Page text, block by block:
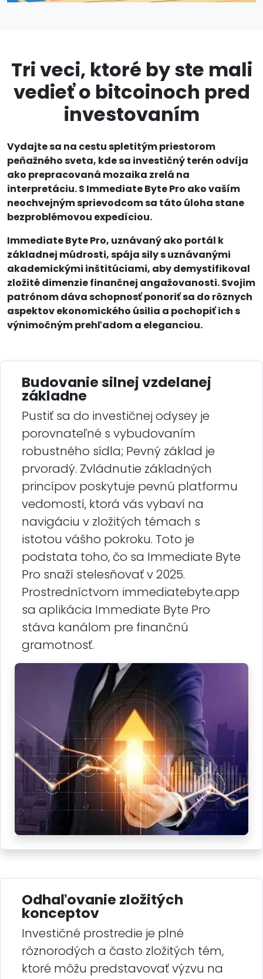
Tri veci, ktoré by ste mali
vedieť o bitcoinoch pred
investovaním
Vydajte sa na cestu spletitým priestorom
peňažného sveta, kde sa investičný terén odvíja
ako prepracovaná mozaika zrelá na
interpretáciu. S Immediate Byte Pro ako vaším
neochvejným sprievodcom sa táto úloha stane
bezproblémovou expedíciou.
Immediate Byte Pro, uznávaný ako portál k
základnej múdrosti, spája sily s uznávanými
akademickými inštitúciami, aby demystifikoval
zložité dimenzie finančnej angažovanosti. Svojim
patrónom dáva schopnosť ponoriť sa do rôznych
aspektov ekonomického úsilia a pochopiť ich s
výnimočným prehľadom a eleganciou.
Budovanie silnej vzdelanej
základne
Pustiť sa do investičnej odysey je
porovnateľné s vybudovaním
robustného sídla; Pevný základ je
prvoradý. Zvládnutie základných
princípov poskytuje pevnú platformu
vedomostí, ktorá vás vybaví na
navigáciu v zložitých témach s
istotou vášho pokroku. Toto je
podstata toho, čo sa Immediate Byte
Pro snaží stelesňovať v 2025.
Prostredníctvom immediatebyte.app
sa aplikácia Immediate Byte Pro
stáva kanálom pre finančnú
gramotnosť.
Odhaľovanie zložitých
konceptov
Investičné prostredie je plné
rôznorodých a často zložitých tém,
ktoré môžu predstavovať výzvu na